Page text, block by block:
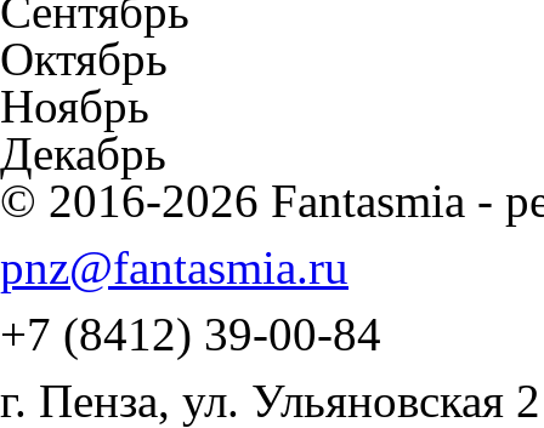
Сентябрь
Октябрь
Ноябрь
Декабрь
© 2016-2026 Fantasmia -
pnz@fantasmia.ru
+7 (8412) 39-00-84
г. Пенза, ул. Ульяновская